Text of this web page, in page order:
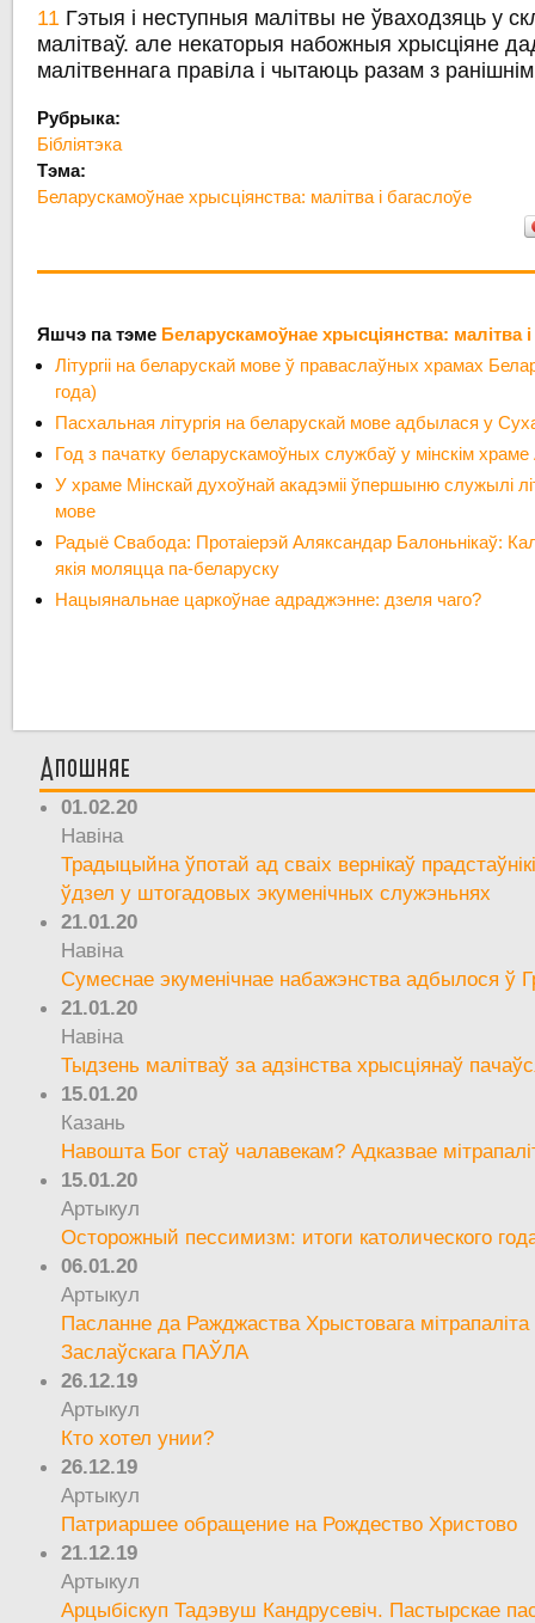
11 Гэтыя і неступныя малітвы не ўваходзяць у
малітваў. але некаторыя набожныя хрысціяне
малітвеннага правіла і чытаюць разам з
Рубрыка:
Бібліятэка
Тэма:
Беларускамоўнае хрысціянства: малітва і багаслоўе
Яшчэ па тэме Беларускамоўнае хрысціянства: малітва
Літургіі на беларускай мове ў праваслаўных храмах
года)
Пасхальная літургія на беларускай мове адбылася у
Год з пачатку беларускамоўных службаў у мінскім храме
У храме Мінскай духоўнай акадэміі ўпершыню служылі
мове
Радыё Свабода: Протаіерэй Аляксандар Балоньнікаў:
якія моляцца па-беларуску
Нацыянальнае царкоўнае адраджэнне: дзеля чаго?
Апошняе
01.02.20
Навіна
Традыцыйна ўпотай ад сваіх вернікаў
ўдзел у штогадовых экуменічных служэньнях
21.01.20
Навіна
Сумеснае экуменічнае набажэнства адбылося ў
21.01.20
Навіна
Тыдзень малітваў за адзінства хрысціянаў
15.01.20
Казань
Навошта Бог стаў чалавекам? Адказвае
15.01.20
Артыкул
Осторожный пессимизм: итоги католического
06.01.20
Артыкул
Пасланне да Ражджаства Хрыстовага мітрапаліта
Заслаўскага ПАЎЛА
26.12.19
Артыкул
Кто хотел унии?
26.12.19
Артыкул
Патриаршее обращение на Рождество Христово
21.12.19
Артыкул
Арцыбіскуп Тадэвуш Кандрусевіч. Пастырскае